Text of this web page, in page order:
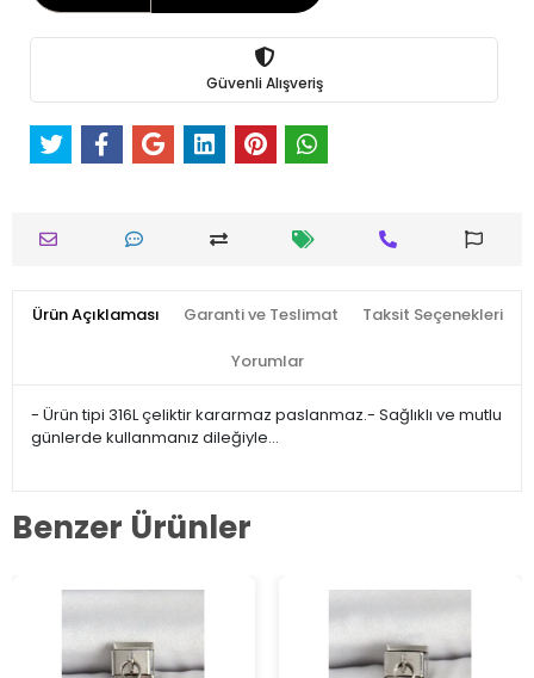
Güvenli Alışveriş
Ürün Açıklaması Garanti ve Teslimat Taksit Seçenekleri
Yorumlar
- Ürün tipi 316L çeliktir kararmaz paslanmaz.- Sağlıklı ve mutlu
günlerde kullanmanız dileğiyle…
Benzer Ürünler